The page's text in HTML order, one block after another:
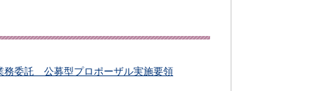
務委託 公募型プロポーザル実施要領